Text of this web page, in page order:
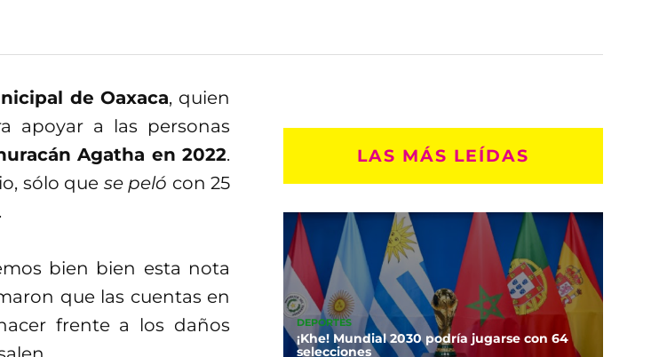
de Oaxaca, quien
apoyar a las personas
Agatha en 2022.
sólo que se peló con 25
.
bien bien esta nota
que las cuentas en
frente a los daños
LAS MÁS LEÍDAS
DEPORTES
¡Khe! Mundial 2030 podría jugarse con 64
selecciones